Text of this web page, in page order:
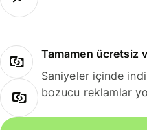
Tamamen ücretsiz
Saniyeler içinde
bozucu reklamlar